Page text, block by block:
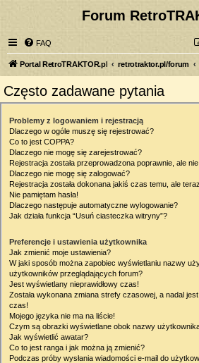
Forum
FAQ
Portal RetroTRAKTOR.pl retrotraktor.pl/forum
Często zadawane pytania
Problemy z logowaniem i rejestracją
Dlaczego w ogóle muszę się rejestrować?
Co to jest COPPA?
Dlaczego nie mogę się zarejestrować?
Rejestracja została przeprowadzona poprawnie, ale
Dlaczego nie mogę się zalogować?
Rejestracja została dokonana jakiś czas temu, ale
Nie pamiętam hasła!
Dlaczego następuje automatyczne wylogowanie?
Jak działa funkcja “Usuń ciasteczka witryny”?
Preferencje i ustawienia użytkownika
Jak zmienić moje ustawienia?
W jaki sposób można zapobiec wyświetlaniu nazwy
użytkowników przeglądających forum?
Jest wyświetlany nieprawidłowy czas!
Została wykonana zmiana strefy czasowej, a nadal
czas!
Mojego języka nie ma na liście!
Czym są obrazki wyświetlane obok nazwy
Jak wyświetlić awatar?
Co to jest ranga i jak można ją zmienić?
Podczas próby wysłania wiadomości e-mail do